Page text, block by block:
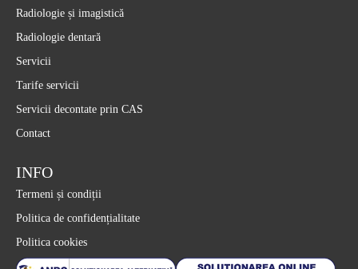
Radiologie și imagistică
Radiologie dentară
Servicii
Tarife servicii
Servicii decontate prin CAS
Contact
INFO
Termeni și condiții
Politica de confidențialitate
Politica cookies